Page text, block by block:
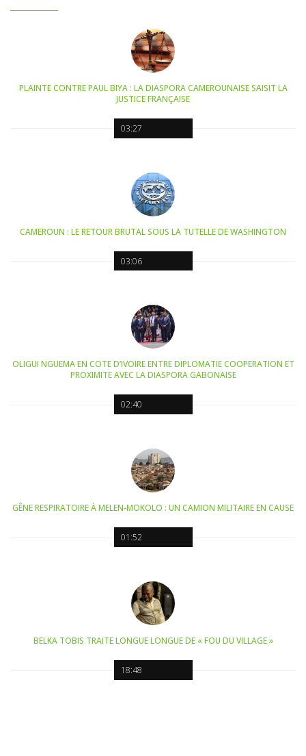
03:27
PLAINTE CONTRE PAUL BIYA : LA DIASPORA CAMEROUNAISE SAISIT LA
JUSTICE FRANÇAISE
03:06
CAMEROUN : LE RETOUR BRUTAL SOUS LA TUTELLE DE WASHINGTON
02:40
OLIGUI NGUEMA EN COTE D’IVOIRE ENTRE DIPLOMATIE COOPERATION ET
PROXIMITE AVEC LA DIASPORA GABONAISE
01:52
GÊNE RESPIRATOIRE À MELEN-MOKOLO : UN CAMION MILITAIRE EN CAUSE
18:48
BELKA TOBIS TRAITE LONGUE LONGUE DE « FOU DU VILLAGE »